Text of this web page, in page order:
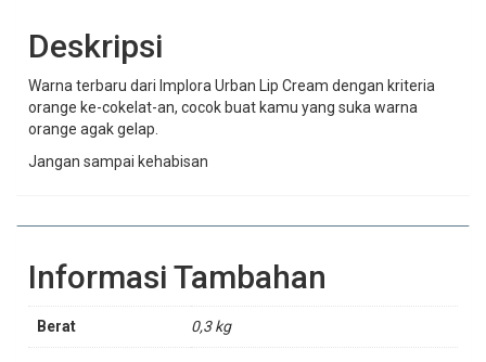
Deskripsi
Warna terbaru dari Implora Urban Lip Cream dengan kriteria
orange ke-cokelat-an, cocok buat kamu yang suka warna
orange agak gelap.
Jangan sampai kehabisan
Informasi Tambahan
Berat 0,3 kg